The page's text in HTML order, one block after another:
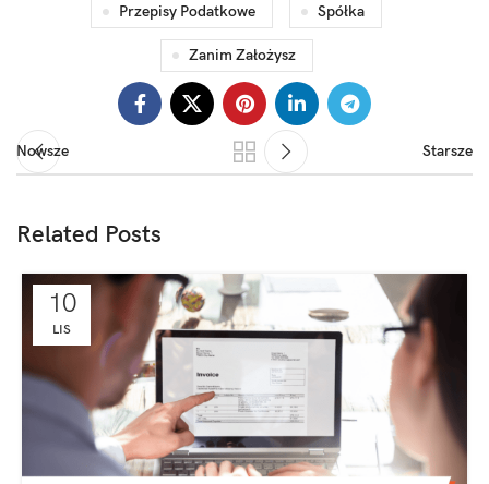
Przepisy Podatkowe Spółka
Zanim Założysz
Nowsze Starsze
Related Posts
10
LIS